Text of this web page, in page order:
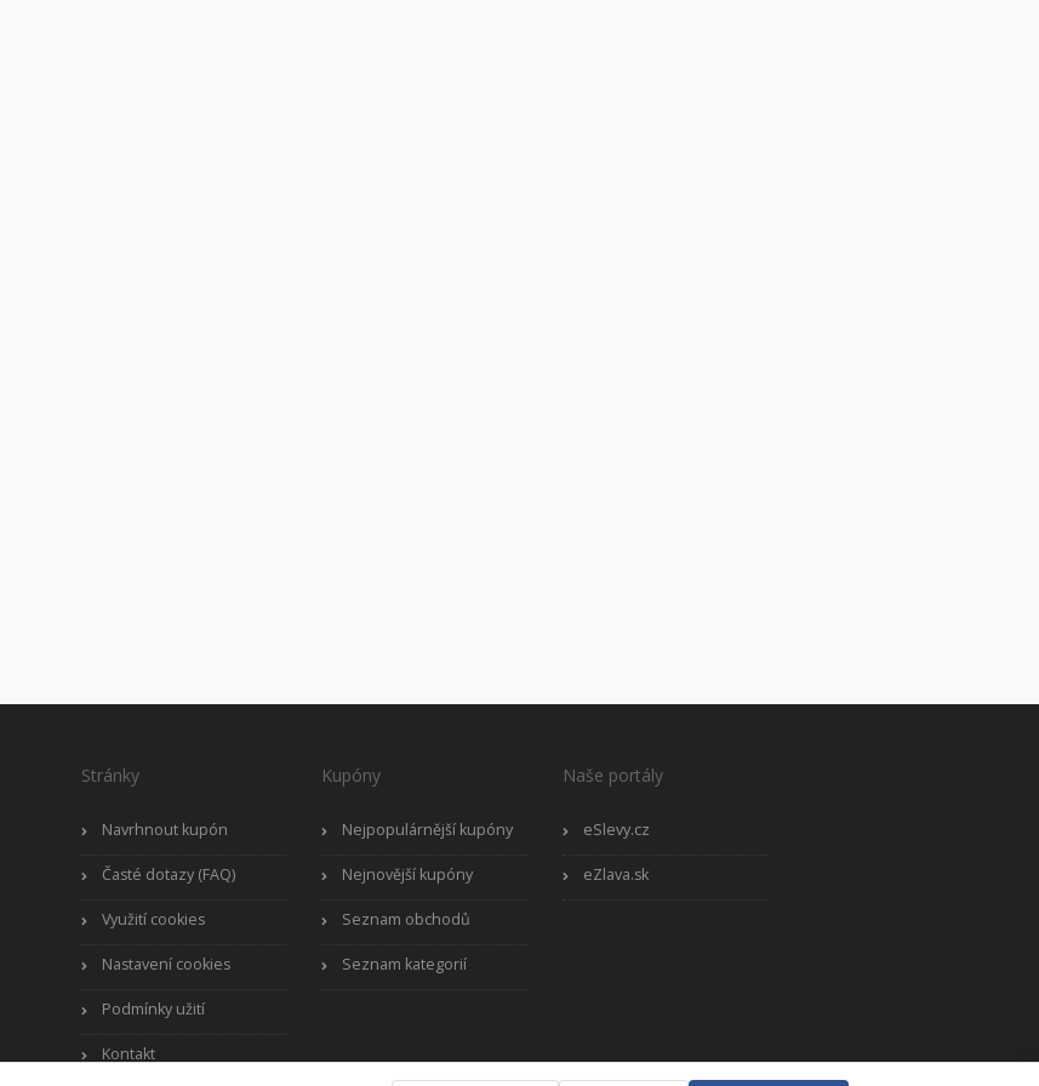
Stránky
Navrhnout kupón
Časté dotazy (FAQ)
Využití cookies
Nastavení cookies
Podmínky užití
Kontakt
Kupóny
Nejpopulárnější kupóny
Nejnovější kupóny
Seznam obchodů
Seznam kategorií
Naše portály
eSlevy.cz
eZlava.sk